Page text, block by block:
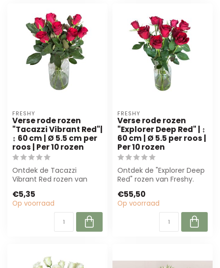
FRESHY
Verse rode rozen
"Tacazzi Vibrant Red"|
↕ 60 cm | Ø 5.5 cm per
roos | Per 10 rozen
Ontdek de Tacazzi
Vibrant Red rozen van
volle bloemen zij...
€5,35
Op voorraad
FRESHY
Verse rode rozen
"Explorer Deep Red" | ↕
60 cm | Ø 5.5 per roos |
Per 10 rozen
Ontdek de "Explorer Deep
Red" rozen van Freshy.
fluweelachtige...
€55,50
Op voorraad